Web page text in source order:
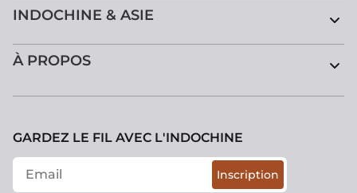
INDOCHINE & ASIE
À PROPOS
GARDEZ LE FIL AVEC L'INDOCHINE
Inscription